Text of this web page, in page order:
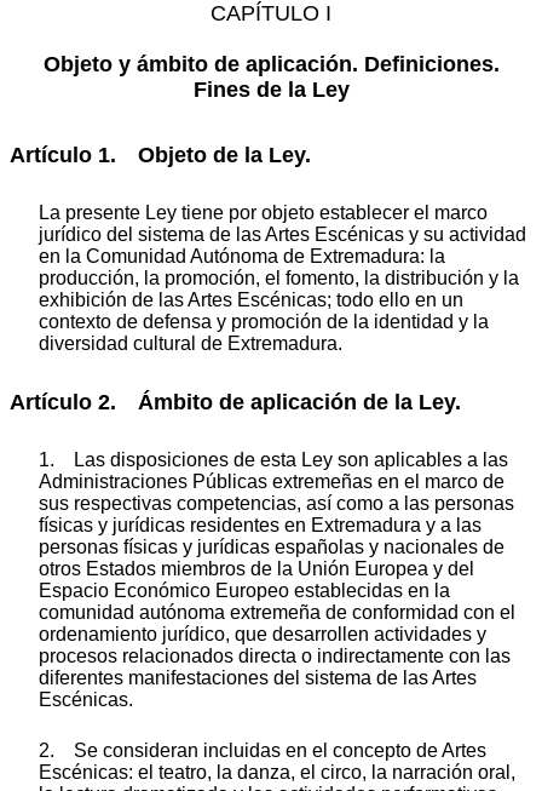
CAPÍTULO I
Objeto y ámbito de aplicación. Definiciones.
Fines de la Ley
Artículo 1. Objeto de la Ley.
La presente Ley tiene por objeto establecer el marco
jurídico del sistema de las Artes Escénicas y su actividad
en la Comunidad Autónoma de Extremadura: la
producción, la promoción, el fomento, la distribución y la
exhibición de las Artes Escénicas; todo ello en un
contexto de defensa y promoción de la identidad y la
diversidad cultural de Extremadura.
Artículo 2. Ámbito de aplicación de la Ley.
1. Las disposiciones de esta Ley son aplicables a las
Administraciones Públicas extremeñas en el marco de
sus respectivas competencias, así como a las personas
físicas y jurídicas residentes en Extremadura y a las
personas físicas y jurídicas españolas y nacionales de
otros Estados miembros de la Unión Europea y del
Espacio Económico Europeo establecidas en la
comunidad autónoma extremeña de conformidad con el
ordenamiento jurídico, que desarrollen actividades y
procesos relacionados directa o indirectamente con las
diferentes manifestaciones del sistema de las Artes
Escénicas.
2. Se consideran incluidas en el concepto de Artes
Escénicas: el teatro, la danza, el circo, la narración oral,